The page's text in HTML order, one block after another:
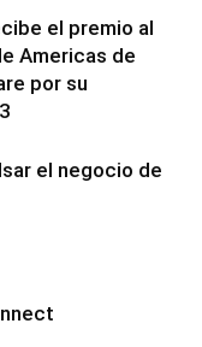
el premio al
Americas de
por su
el negocio de